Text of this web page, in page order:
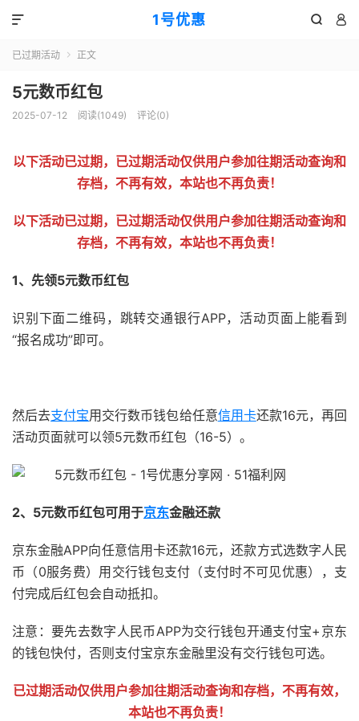
1号优惠  

已过期活动  正文
5元数币红包
2025-07-12 阅读(1049) 评论(0)
以下活动已过期，已过期活动仅供用户参加往期活动查询和
存档，不再有效，本站也不再负责！
以下活动已过期，已过期活动仅供用户参加往期活动查询和
存档，不再有效，本站也不再负责！
1、先领5元数币红包
识别下面二维码，跳转交通银行APP，活动页面上能看到
“报名成功”即可。
然后去支付宝用交行数币钱包给任意信用卡还款16元，再回
活动页面就可以领5元数币红包（16-5）。
2、5元数币红包可用于京东金融还款
京东金融APP向任意信用卡还款16元，还款方式选数字人民
币（0服务费）用交行钱包支付（支付时不可见优惠），支
付完成后红包会自动抵扣。
注意：要先去数字人民币APP为交行钱包开通支付宝+京东
的钱包快付，否则支付宝京东金融里没有交行钱包可选。
已过期活动仅供用户参加往期活动查询和存档，不再有效，
本站也不再负责！